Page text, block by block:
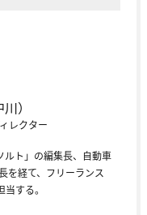
）
レクター
ルト」の編集長、自動車
を経て、フリーランス
する。